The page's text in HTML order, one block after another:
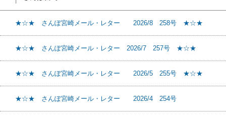
★☆★ さんぽ宮崎メール・レター 2026/8 258号 ★☆★
★☆★ さんぽ宮崎メール・レター 2026/7 257号 ★☆★
★☆★ さんぽ宮崎メール・レター 2026/5 255号 ★☆★
★☆★ さんぽ宮崎メール・レター 2026/4 254号